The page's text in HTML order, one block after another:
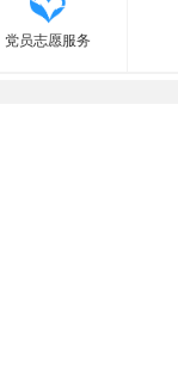
党员志愿服务